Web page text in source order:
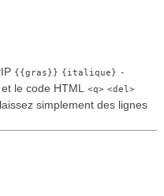
{{gras}} {italique} -
le code HTML <q> <del>
simplement des lignes